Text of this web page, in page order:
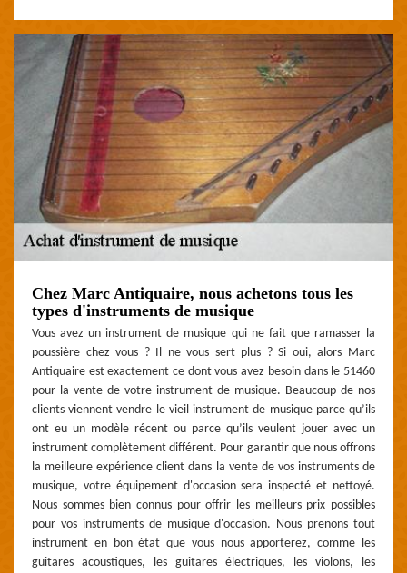
Chez Marc Antiquaire, nous achetons tous les
types d'instruments de musique
Vous avez un instrument de musique qui ne fait que ramasser la
poussière chez vous ? Il ne vous sert plus ? Si oui, alors Marc
Antiquaire est exactement ce dont vous avez besoin dans le 51460
pour la vente de votre instrument de musique. Beaucoup de nos
clients viennent vendre le vieil instrument de musique parce qu’ils
ont eu un modèle récent ou parce qu’ils veulent jouer avec un
instrument complètement différent. Pour garantir que nous offrons
la meilleure expérience client dans la vente de vos instruments de
musique, votre équipement d'occasion sera inspecté et nettoyé.
Nous sommes bien connus pour offrir les meilleurs prix possibles
pour vos instruments de musique d'occasion. Nous prenons tout
instrument en bon état que vous nous apporterez, comme les
guitares acoustiques, les guitares électriques, les violons, les